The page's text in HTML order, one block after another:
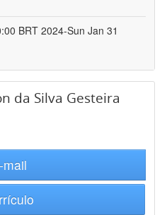
BRT 2024-Sun Jan 31
da Silva Gesteira
mail